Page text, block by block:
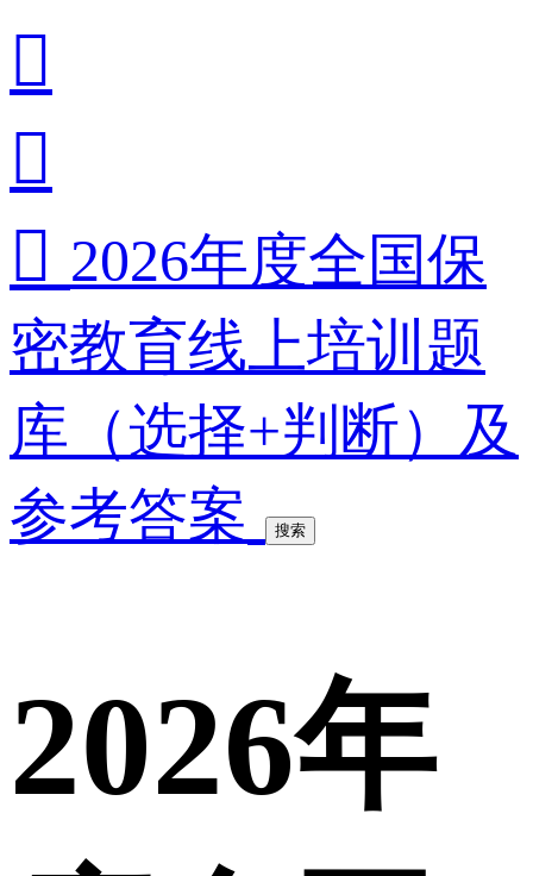


 2026年度全国保
密教育线上培训题
库（选择+判断）及
参考答案
搜索
2026年